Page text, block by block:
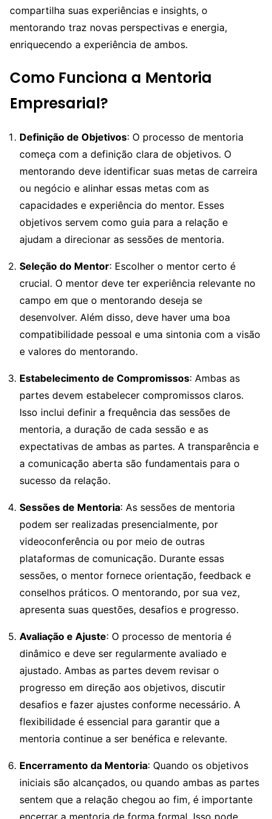
compartilha suas experiências e insights, o
mentorando traz novas perspectivas e energia,
enriquecendo a experiência de ambos.
Como Funciona a Mentoria
Empresarial?
Definição de Objetivos: O processo de mentoria
começa com a definição clara de objetivos. O
mentorando deve identificar suas metas de carreira
ou negócio e alinhar essas metas com as
capacidades e experiência do mentor. Esses
objetivos servem como guia para a relação e
ajudam a direcionar as sessões de mentoria.
Seleção do Mentor: Escolher o mentor certo é
crucial. O mentor deve ter experiência relevante no
campo em que o mentorando deseja se
desenvolver. Além disso, deve haver uma boa
compatibilidade pessoal e uma sintonia com a visão
e valores do mentorando.
Estabelecimento de Compromissos: Ambas as
partes devem estabelecer compromissos claros.
Isso inclui definir a frequência das sessões de
mentoria, a duração de cada sessão e as
expectativas de ambas as partes. A transparência e
a comunicação aberta são fundamentais para o
sucesso da relação.
Sessões de Mentoria: As sessões de mentoria
podem ser realizadas presencialmente, por
videoconferência ou por meio de outras
plataformas de comunicação. Durante essas
sessões, o mentor fornece orientação, feedback e
conselhos práticos. O mentorando, por sua vez,
apresenta suas questões, desafios e progresso.
Avaliação e Ajuste: O processo de mentoria é
dinâmico e deve ser regularmente avaliado e
ajustado. Ambas as partes devem revisar o
progresso em direção aos objetivos, discutir
desafios e fazer ajustes conforme necessário. A
flexibilidade é essencial para garantir que a
mentoria continue a ser benéfica e relevante.
Encerramento da Mentoria: Quando os objetivos
iniciais são alcançados, ou quando ambas as partes
sentem que a relação chegou ao fim, é importante